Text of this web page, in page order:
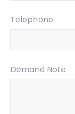
Telephone
Demand Note